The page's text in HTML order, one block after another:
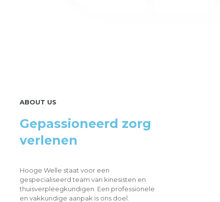
ABOUT US
Gepassioneerd zorg
verlenen
Hooge Welle staat voor een
gespecialiseerd team van kinesisten en
thuisverpleegkundigen. Een professionele
en vakkundige aanpak is ons doel.